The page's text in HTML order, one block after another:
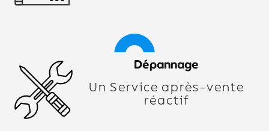
Dépannage
Un Service après-vente
réactif